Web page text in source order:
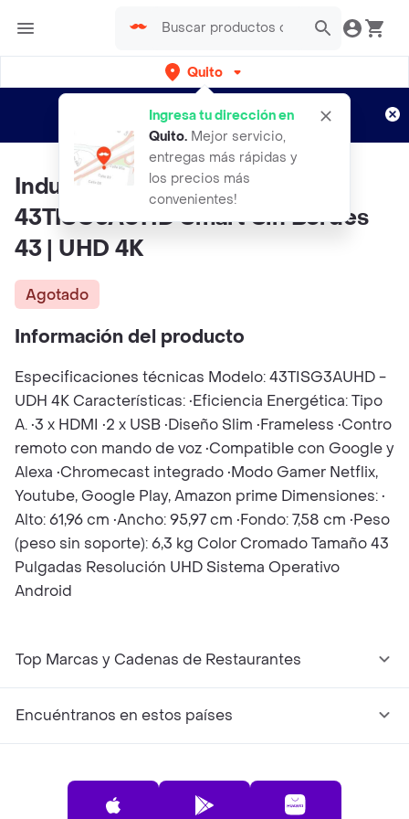
Quito
Ingresa tu dirección en
Quito. Mejor servicio,
entregas más rápidas y
los precios más
convenientes!
envíos gratis por semanas
Aplican TyC
Indurama - Televisor
43TISG3AUHD Smart Sin Bordes
43 | UHD 4K
Agotado
Información del producto
Especificaciones técnicas Modelo: 43TISG3AUHD -
UDH 4K Características: •Eficiencia Energética: Tipo
A. •3 x HDMI •2 x USB •Diseño Slim •Frameless •Contro
remoto con mando de voz •Compatible con Google y
Alexa •Chromecast integrado •Modo Gamer Netflix,
Youtube, Google Play, Amazon prime Dimensiones: •
Alto: 61,96 cm •Ancho: 95,97 cm •Fondo: 7,58 cm •Peso
(peso sin soporte): 6,3 kg Color Cromado Tamaño 43
Pulgadas Resolución UHD Sistema Operativo
Android
Top Marcas y Cadenas de Restaurantes
Encuéntranos en estos países